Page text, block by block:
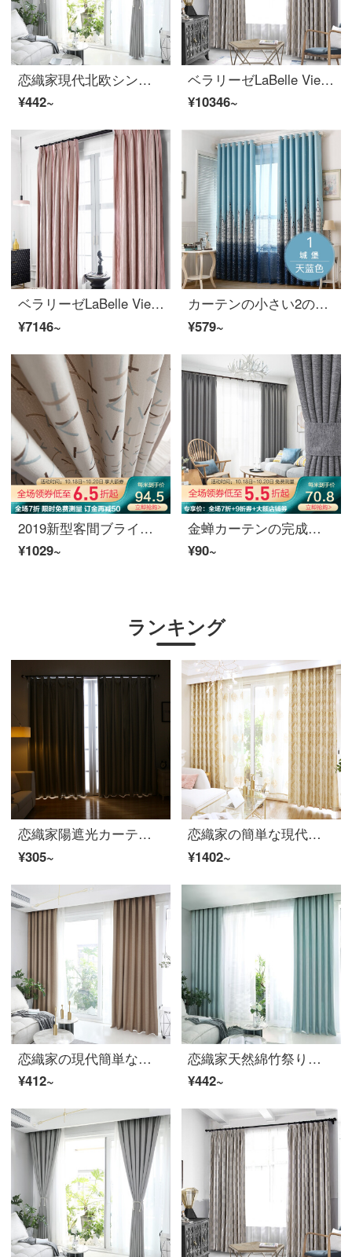
恋織家現代北欧シンプルで純粋な色の物理的な遮光カーテンの完成品は、断熱材〓を厚くして純色の綿麻カーテンを掛けます。寝室の床の窓の下にある窓のバルコニーのカーテンは窓のカーテンを揺らします。
¥442~
ベラリーゼLaBelle Vie完成品の布芸カーテンはシンプルで、菱形のジャカードカーテン全屋カスタム砂3.5 m幅*2.6 m高フック/片
¥10346~
ベラリーゼLaBelle Vie欧風シンプルピンクカーテンプリンセス風コットン仕上げのカーテンは、シンプルでシンプルな色のイチゴアイス3.5 m幅*2.6 m高フック/単片をカスタマイズできます。
¥7146~
カーテンの小さい2の遮光カーテンの布芸の寝室のベランダの平面の床にある窓は光を避けます。地中海風の熱い銀城のカーテンの完成品の特別価格の倉庫ネットの赤い日よけの城の日の青い完成品の幅は2.0 m*高さ2.7 mの穴を開けて1枚加工します。
¥579~
2019新型客間ブラインド遮光製品insドネットレッドカーテン寝室北欧シンプルフック角糖(スプライス)789-3スプライス688-2 1メートルの材料価格(無料加工)は何メートルの撮影が必要ですか？
¥1029~
金蝉カーテンの完成品は厚いビロードを加えて、現代純色の寝室のリビングルームに遮光カーテンをカスタマイズします。
¥90~
ランキング
恋織家陽遮光カーテン布地サンバイザー断熱カーテン裏地階の窓の翻り窓寝室リビングルーム事務室現代カーテン遮光裏地の連結カーテン【四脚フック加工】厚い遮光両面銀カーテンの展平幅1.9 m*高さ2.4 m/一枚
¥305~
恋織家の簡単な現代簡単な西洋式の花を提げて大気のさわやかなカーテンの完成品は客間の寝室のカーテンを掛けて床につきます。窓のカーテンを揺らします。半遮光の簡易なヨーロッパのカーテンを開けてカーテンを注文します。ロマンチックな布4メートルの幅*2.7メートルの高さ。
¥1402~
恋織家の現代簡単な純色の綿麻カーテンの完成品フック遮光断熱室のリビングルームの窓の下で窓のベランダのカーテンをカスタマイズして穴を開けます。麻のカーテンの完成品は特価の細い縞模様のカレー色の1.5メートルの幅*2.7メートルの高さです。
¥412~
恋織家天然綿竹祭り現代北欧シンプルな色の物理的な遮光カーテン製品の断熱材〓厚手の綿のカーテンをカスタマイズしてホックします。リビングルームの床の窓から窓のカーテンが翻ります。
¥442~